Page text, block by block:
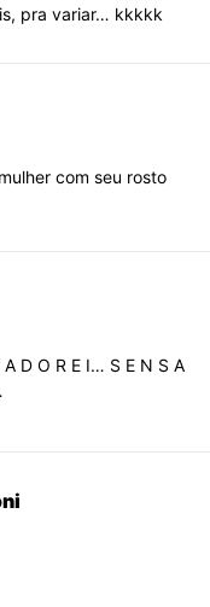
pra variar… kkkkk
com seu rosto
D O R E I… S E N S A